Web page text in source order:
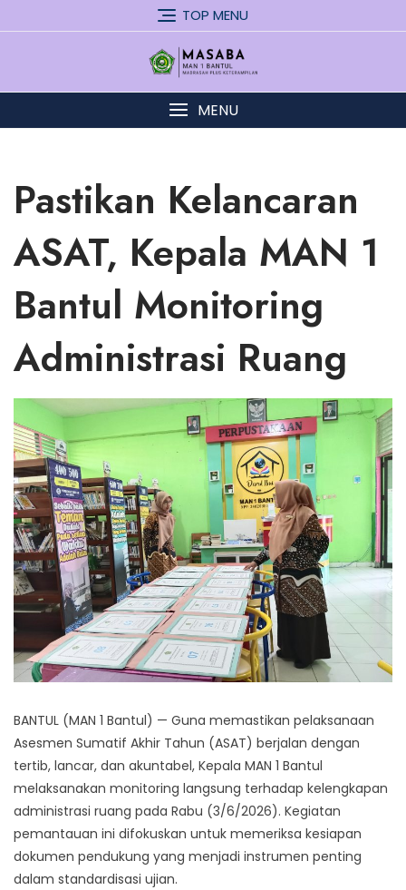
to
TOP MENU
MENU
Pastikan Kelancaran
ASAT, Kepala MAN 1
Bantul Monitoring
Administrasi Ruang
BANTUL (MAN 1 Bantul) — Guna memastikan pelaksanaan
Asesmen Sumatif Akhir Tahun (ASAT) berjalan dengan
tertib, lancar, dan akuntabel, Kepala MAN 1 Bantul
melaksanakan monitoring langsung terhadap kelengkapan
administrasi ruang pada Rabu (3/6/2026). Kegiatan
pemantauan ini difokuskan untuk memeriksa kesiapan
dokumen pendukung yang menjadi instrumen penting
dalam standardisasi ujian.​